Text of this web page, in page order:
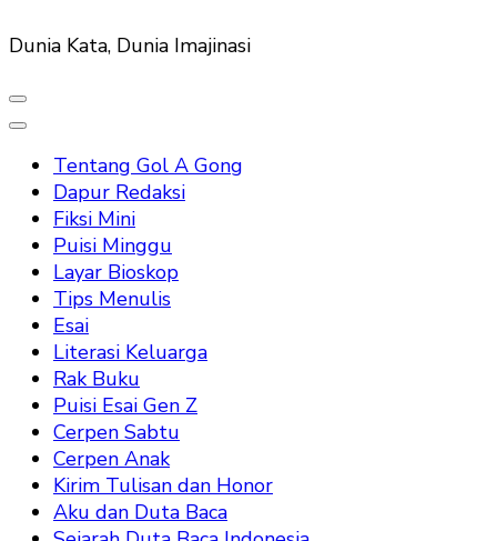
Dunia Kata, Dunia Imajinasi
Tentang Gol A Gong
Dapur Redaksi
Fiksi Mini
Puisi Minggu
Layar Bioskop
Tips Menulis
Esai
Literasi Keluarga
Rak Buku
Puisi Esai Gen Z
Cerpen Sabtu
Cerpen Anak
Kirim Tulisan dan Honor
Aku dan Duta Baca